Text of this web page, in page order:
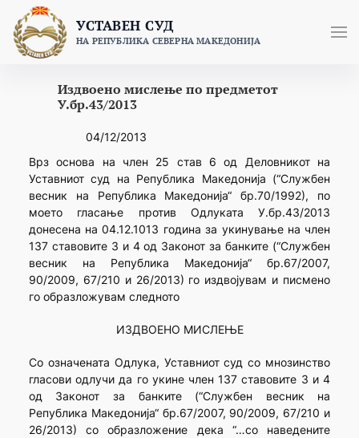
content
УСТАВЕН СУД
НА РЕПУБЛИКА СЕВЕРНА МАКЕДОНИЈА
Издвоено мислење по предметот
У.бр.43/2013
04/12/2013
Врз основа на член 25 став 6 од Деловникот на
Уставниот суд на Република Македонија (“Службен
весник на Република Македонија“ бр.70/1992), по
моето гласање против Одлуката У.бр.43/2013
донесена на 04.12.1013 година за укинување на член
137 ставовите 3 и 4 од Законот за банките (“Службен
весник на Република Македонија“ бр.67/2007,
90/2009, 67/210 и 26/2013) го издвојувам и писмено
го образложувам следното
ИЗДВОЕНО МИСЛЕЊЕ
Со означената Одлука, Уставниот суд со мнозинство
гласови одлучи да го укине член 137 ставовите 3 и 4
од Законот за банките (“Службен весник на
Република Македонија“ бр.67/2007, 90/2009, 67/210 и
26/2013) со образложение дека “…со наведените